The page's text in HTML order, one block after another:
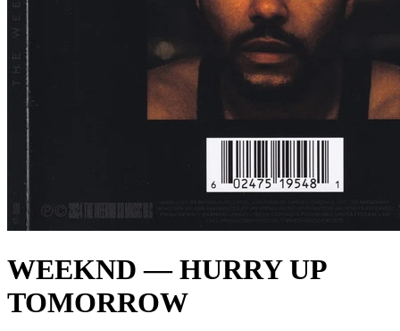
WEEKND — HURRY UP
TOMORROW